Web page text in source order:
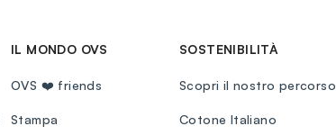
IL MONDO OVS
OVS ❤️ friends
Stampa
SOSTENIBILITÀ
Scopri il nostro percorso
Cotone Italiano